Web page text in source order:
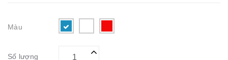
Màu
Số lượng